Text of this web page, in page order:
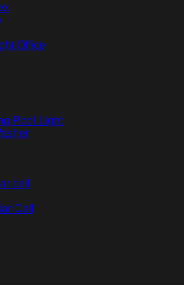
Office
Pool Light
cell
Cell